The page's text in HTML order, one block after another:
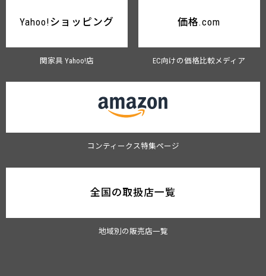
Yahoo!ショッピング
関家具 Yahoo!店
価格.com
EC向けの価格比較メディア
コンティークス特集ページ
全国の取扱店一覧
地域別の販売店一覧